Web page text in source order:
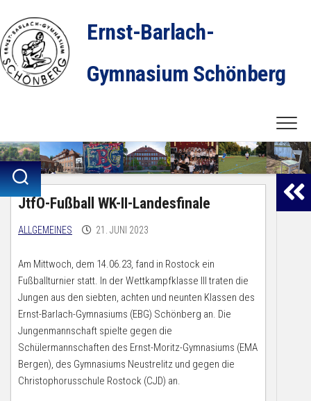
content
Ernst-Barlach-
Gymnasium Schönberg
JtfO-Fußball WK-II-Landesfinale
ALLGEMEINES 21. JUNI 2023
Am Mittwoch, dem 14.06.23, fand in Rostock ein
Fußballturnier statt. In der Wettkampfklasse III traten die
Jungen aus den siebten, achten und neunten Klassen des
Ernst-Barlach-Gymnasiums (EBG) Schönberg an. Die
Jungenmannschaft spielte gegen die
Schülermannschaften des Ernst-Moritz-Gymnasiums (EMA
Bergen), des Gymnasiums Neustrelitz und gegen die
Christophorusschule Rostock (CJD) an.